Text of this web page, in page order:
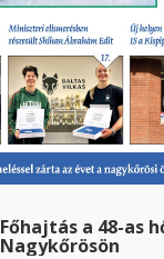
Főhajtás a 48-as
Nagykőrösön